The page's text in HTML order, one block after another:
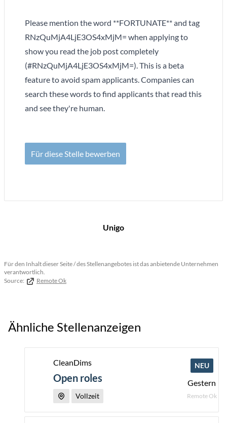
Please mention the word **FORTUNATE** and tag
RNzQuMjA4LjE3OS4xMjM= when applying to
show you read the job post completely
(#RNzQuMjA4LjE3OS4xMjM=). This is a beta
feature to avoid spam applicants. Companies can
search these words to find applicants that read this
and see they're human.
Für diese Stelle bewerben
Unigo
Für den Inhalt dieser Seite / des Stellenangebotes ist das anbietende Unternehmen
verantwortlich.
Source:
Remote Ok
Ähnliche Stellenanzeigen
Open roles
CleanDims
Vollzeit
Gestern
Remote Ok
NEU